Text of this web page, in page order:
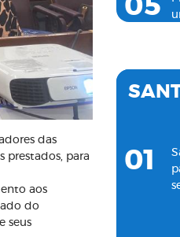
das
para
aos
do
seus
05
06
01